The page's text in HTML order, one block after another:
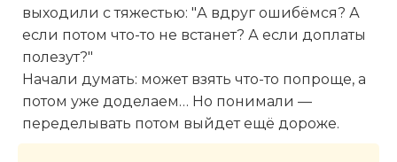
выходили с тяжестью: "А вдруг ошибёмся? А
если потом что-то не встанет? А если доплаты
полезут?"
Начали думать: может взять что-то попроще, а
потом уже доделаем… Но понимали —
переделывать потом выйдет ещё дороже.